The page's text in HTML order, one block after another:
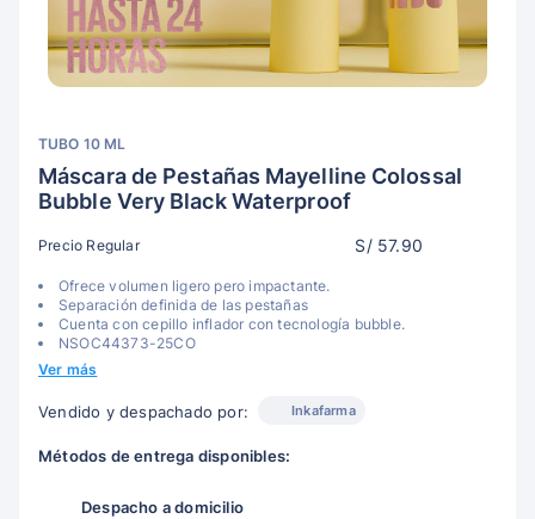
TUBO 10 ML
Máscara de Pestañas Mayelline Colossal
Bubble Very Black Waterproof
Precio Regular S/ 57.90
Ofrece volumen ligero pero impactante.
Separación definida de las pestañas
Cuenta con cepillo inflador con tecnología bubble.
NSOC44373-25CO
Ver más
Vendido y despachado por: Inkafarma
Métodos de entrega disponibles:
Despacho a domicilio